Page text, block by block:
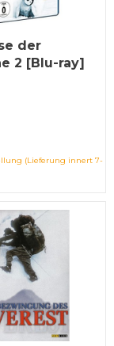
der
2 [Blu-ray]
(Lieferung innert 7-